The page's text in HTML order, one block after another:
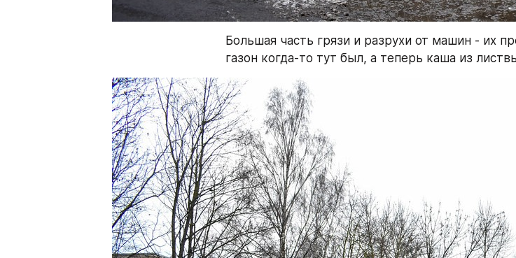
Большая часть грязи и разрухи от машин - их
газон когда-то тут был, а теперь каша из